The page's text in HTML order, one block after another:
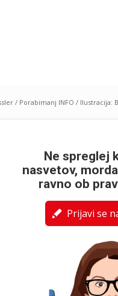
/ Porabimanj INFO / Ilustracija:
Ne spreglej
nasvetov,
ravno ob
Prijavi se